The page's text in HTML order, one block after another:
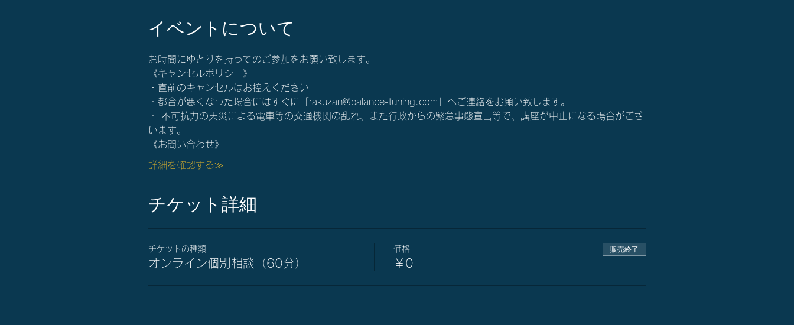
イベントについて
お時間にゆとりを持ってのご参加をお願い致します。
《キャンセルポリシー》
・直前のキャンセルはお控えください
・都合が悪くなった場合にはすぐに「rakuzan@balance-tuning.com」へご連絡をお願い致します。
・ 不可抗力の天災による電車等の交通機関の乱れ、また行政からの緊急事態宣言等で、講座が中止になる場合がござ
います。
《お問い合わせ》
詳細を確認する≫
チケット詳細
チケットの種類
オンライン個別相談（60分）
価格
￥0
販売終了